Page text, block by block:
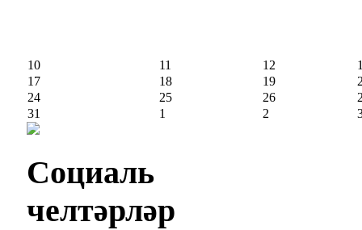
10 11 12
17
18 19
24
25 26
31
1 2
Социаль
челтәрләр